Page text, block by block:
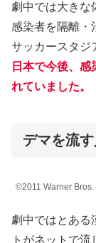
劇中では大きな
感染者を隔離・
サッカースタジ
日本で今後、
れていました。
デマを流
©2011 Warner Bros.
劇中ではとある
トがネットで流